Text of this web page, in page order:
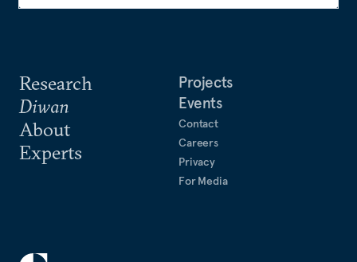
Research
Diwan
About
Experts
Projects
Events
Contact
Careers
Privacy
For Media